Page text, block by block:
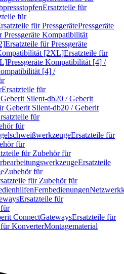
Ersatzteile für
für
für PressgerätePressgeräte
Pressgeräte Kompatibilität
Ersatzteile für Pressgeräte
[2XL]Ersatzteile für
Pressgeräte Kompatibilität [4] /
[4] /
Ersatzteile für
Silent-db20 / Geberit
Geberit Silent-db20 / Geberit
für
für
Ersatzteile für
für
für Zubehör für
Ersatzteile
Zubehör für
für Zubehör für
Fernbedienungen
Ersatzteile für
ConnectGatewaysErsatzteile für
KonverterMontagematerial